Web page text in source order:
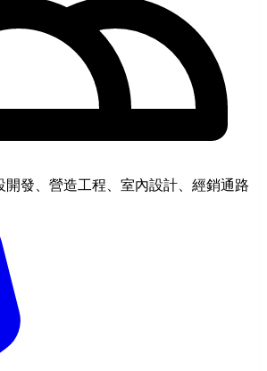
開發、營造工程、室內設計、經銷通路